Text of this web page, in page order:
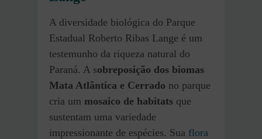
A diversidade biológica do Parque
Estadual Roberto Ribas Lange é um
testemunho da riqueza natural do
Paraná. A sobreposição dos biomas
Mata Atlântica e Cerrado no parque
cria um mosaico de habitats que
sustentam uma variedade
impressionante de espécies. Sua flora